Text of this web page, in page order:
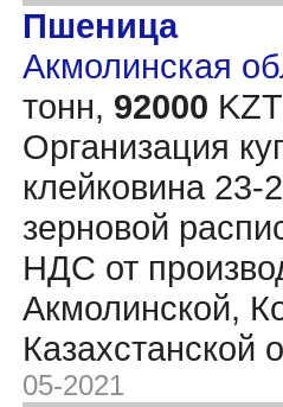
Пшеница
Акмолинская
тонн, 92000
Организация
клейковина 23-
зерновой
НДС от
Акмолинской,
Казахстанской
05-2021